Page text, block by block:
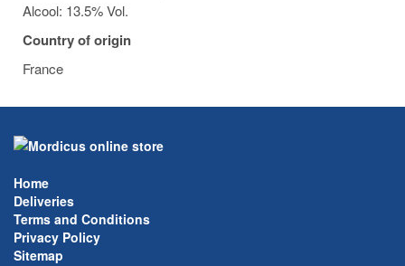
Alcool: 13.5% Vol.
Country of origin
France
Home
Deliveries
Terms and Conditions
Privacy Policy
Sitemap